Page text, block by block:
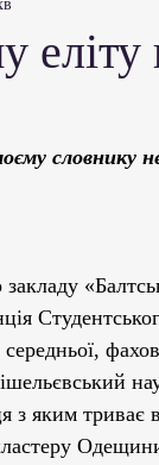
та
словнику
з яким